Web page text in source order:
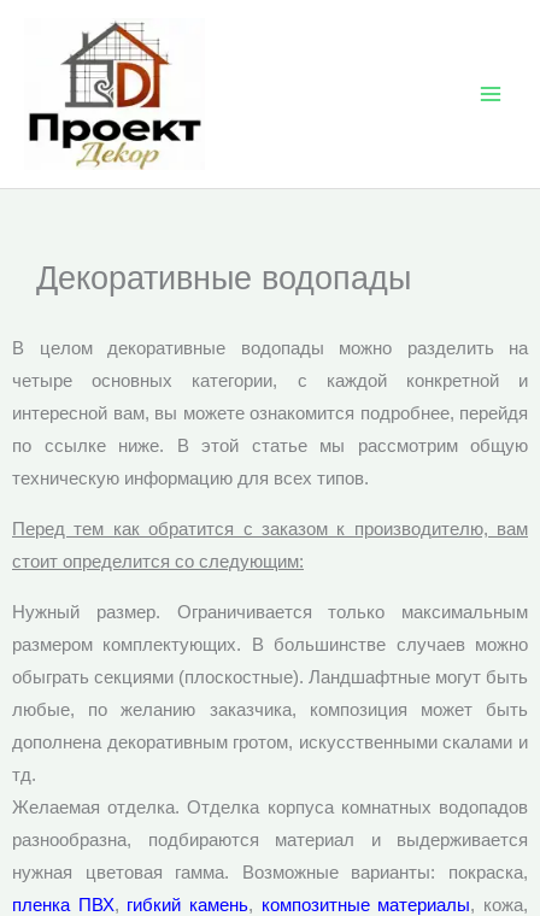
содержимому
Декоративные водопады
В целом декоративные водопады можно разделить на
четыре основных категории, с каждой конкретной и
интересной вам, вы можете ознакомится подробнее, перейдя
по ссылке ниже. В этой статье мы рассмотрим общую
техническую информацию для всех типов.
Перед тем как обратится с заказом к производителю, вам
стоит определится со следующим:
Нужный размер. Ограничивается только максимальным
размером комплектующих. В большинстве случаев можно
обыграть секциями (плоскостные). Ландшафтные могут быть
любые, по желанию заказчика, композиция может быть
дополнена декоративным гротом, искусственными скалами и
тд.
Желаемая отделка. Отделка корпуса комнатных водопадов
разнообразна, подбираются материал и выдерживается
нужная цветовая гамма. Возможные варианты: покраска,
пленка ПВХ, гибкий камень, композитные материалы, кожа,